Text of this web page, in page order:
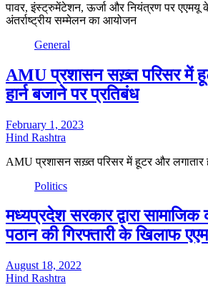
पावर, इंस्ट्रुमेंटेशन, ऊर्जा और नियंत्रण पर एएमयू
अंतर्राष्ट्रीय सम्मेलन का आयोजन
General
AMU प्रशासन सख़्त परिसर में
हार्न बजाने पर प्रतिबंध
February 1, 2023
Hind Rashtra
AMU प्रशासन सख़्त परिसर में हूटर और लगातार
Politics
मध्यप्रदेश सरकार द्वारा सामाजिक
पठान की गिरफ्तारी के खिलाफ
August 18, 2022
Hind Rashtra